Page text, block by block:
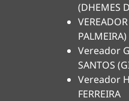
(DHEMES
PALMEIRA)
Vereador
SANTOS
Vereador
FERREIRA